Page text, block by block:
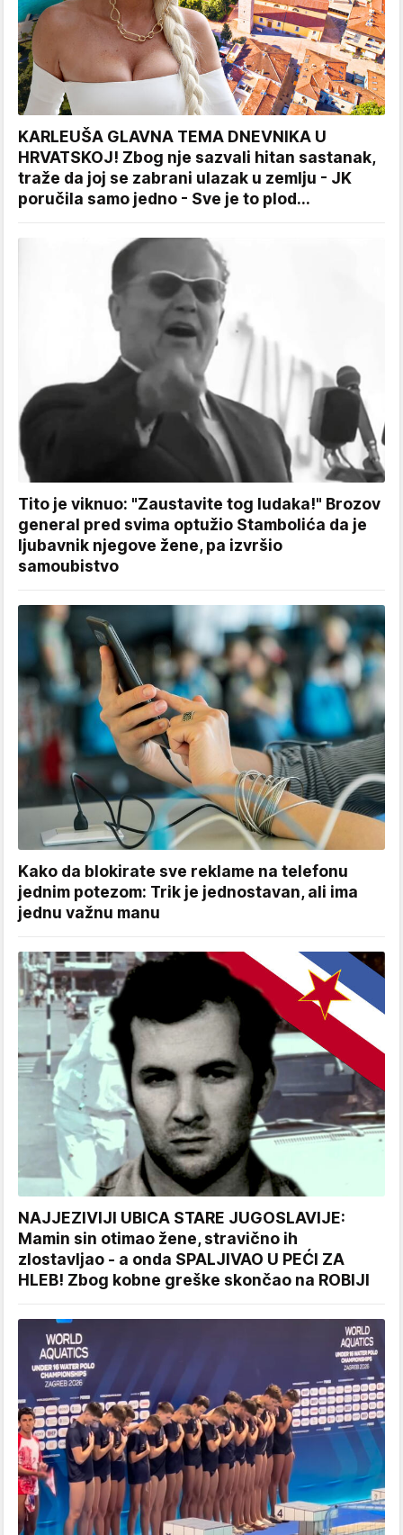
KARLEUŠA GLAVNA TEMA DNEVNIKA U
HRVATSKOJ! Zbog nje sazvali hitan sastanak,
traže da joj se zabrani ulazak u zemlju - JK
poručila samo jedno - Sve je to plod...
Tito je viknuo: "Zaustavite tog ludaka!" Brozov
general pred svima optužio Stambolića da je
ljubavnik njegove žene, pa izvršio
samoubistvo
Kako da blokirate sve reklame na telefonu
jednim potezom: Trik je jednostavan, ali ima
jednu važnu manu
NAJJEZIVIJI UBICA STARE JUGOSLAVIJE:
Mamin sin otimao žene, stravično ih
zlostavljao - a onda SPALJIVAO U PEĆI ZA
HLEB! Zbog kobne greške skončao na ROBIJI